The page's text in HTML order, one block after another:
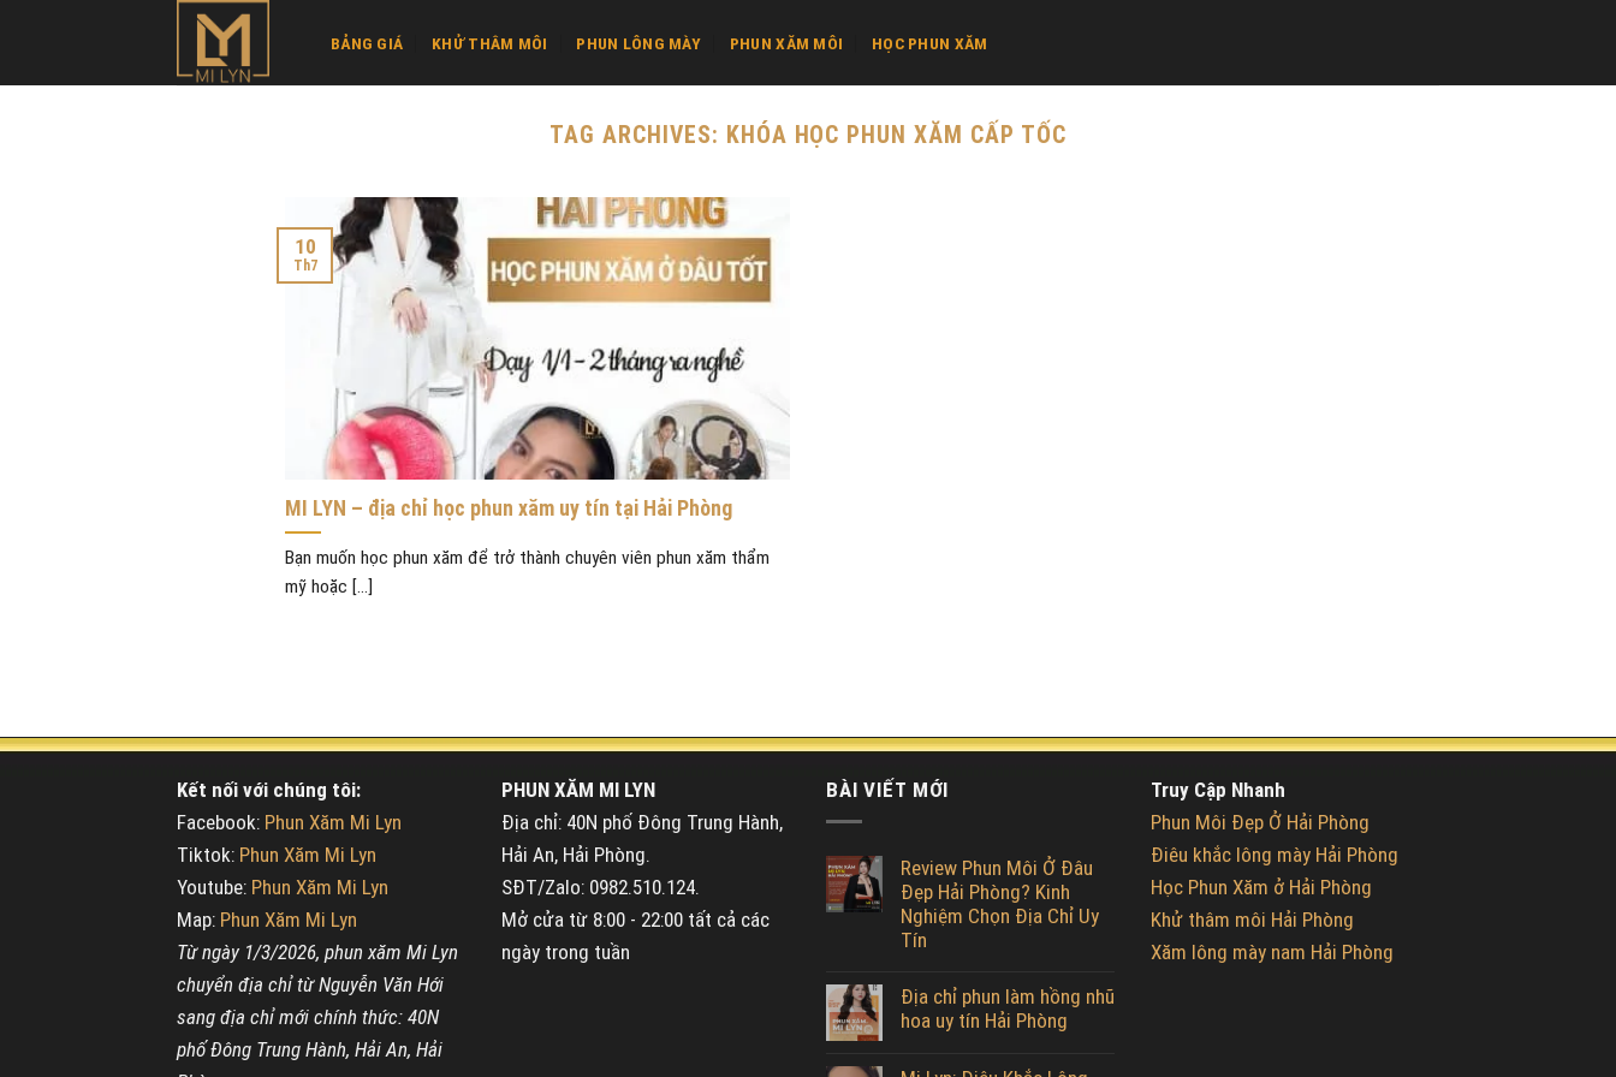
content
BẢNG GIÁ KHỬ THÂM MÔI PHUN LÔNG MÀY PHUN XĂM MÔI HỌC PHUN XĂM
TAG ARCHIVES: KHÓA HỌC PHUN XĂM CẤP TỐC
MI LYN – địa chỉ học phun xăm uy tín tại Hải Phòng
Bạn muốn học phun xăm để trở thành chuyên viên phun xăm thẩm
mỹ hoặc [...]
10
Th7
Kết nối với chúng tôi:
Facebook: Phun Xăm Mi Lyn
Tiktok: Phun Xăm Mi Lyn
Youtube: Phun Xăm Mi Lyn
Map: Phun Xăm Mi Lyn
Từ ngày 1/3/2026, phun xăm Mi Lyn
chuyển địa chỉ từ Nguyễn Văn Hới
sang địa chỉ mới chính thức: 40N
phố Đông Trung Hành, Hải An, Hải
PHUN XĂM MI LYN
Địa chỉ: 40N phố Đông Trung Hành,
Hải An, Hải Phòng.
SĐT/Zalo: 0982.510.124.
Mở cửa từ 8:00 - 22:00 tất cả các
ngày trong tuần
BÀI VIẾT MỚI
Review Phun Môi Ở Đâu
Đẹp Hải Phòng? Kinh
Nghiệm Chọn Địa Chỉ Uy
Tín
Địa chỉ phun làm hồng nhũ
hoa uy tín Hải Phòng
Truy Cập Nhanh
Phun Môi Đẹp Ở Hải Phòng
Điêu khắc lông mày Hải Phòng
Học Phun Xăm ở Hải Phòng
Khử thâm môi Hải Phòng
Xăm lông mày nam Hải Phòng